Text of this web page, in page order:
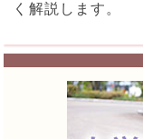
く解説します。